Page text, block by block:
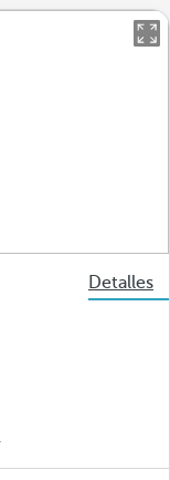
Detalles